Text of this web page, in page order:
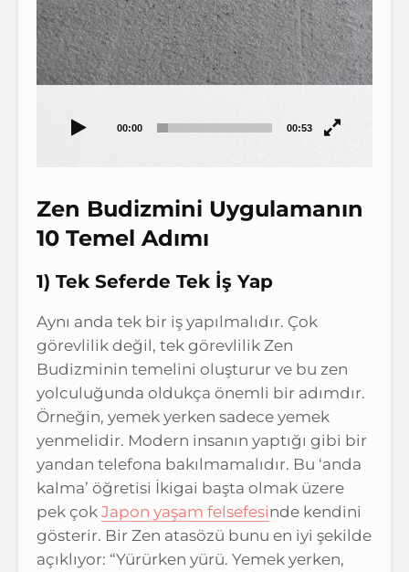
00:00 00:53
Zen Budizmini Uygulamanın
10 Temel Adımı
1) Tek Seferde Tek İş Yap
Aynı anda tek bir iş yapılmalıdır. Çok
görevlilik değil, tek görevlilik Zen
Budizminin temelini oluşturur ve bu zen
yolculuğunda oldukça önemli bir adımdır.
Örneğin, yemek yerken sadece yemek
yenmelidir. Modern insanın yaptığı gibi bir
yandan telefona bakılmamalıdır. Bu ‘anda
kalma’ öğretisi İkigai başta olmak üzere
pek çok Japon yaşam felsefesinde kendini
gösterir. Bir Zen atasözü bunu en iyi şekilde
açıklıyor: “Yürürken yürü. Yemek yerken,